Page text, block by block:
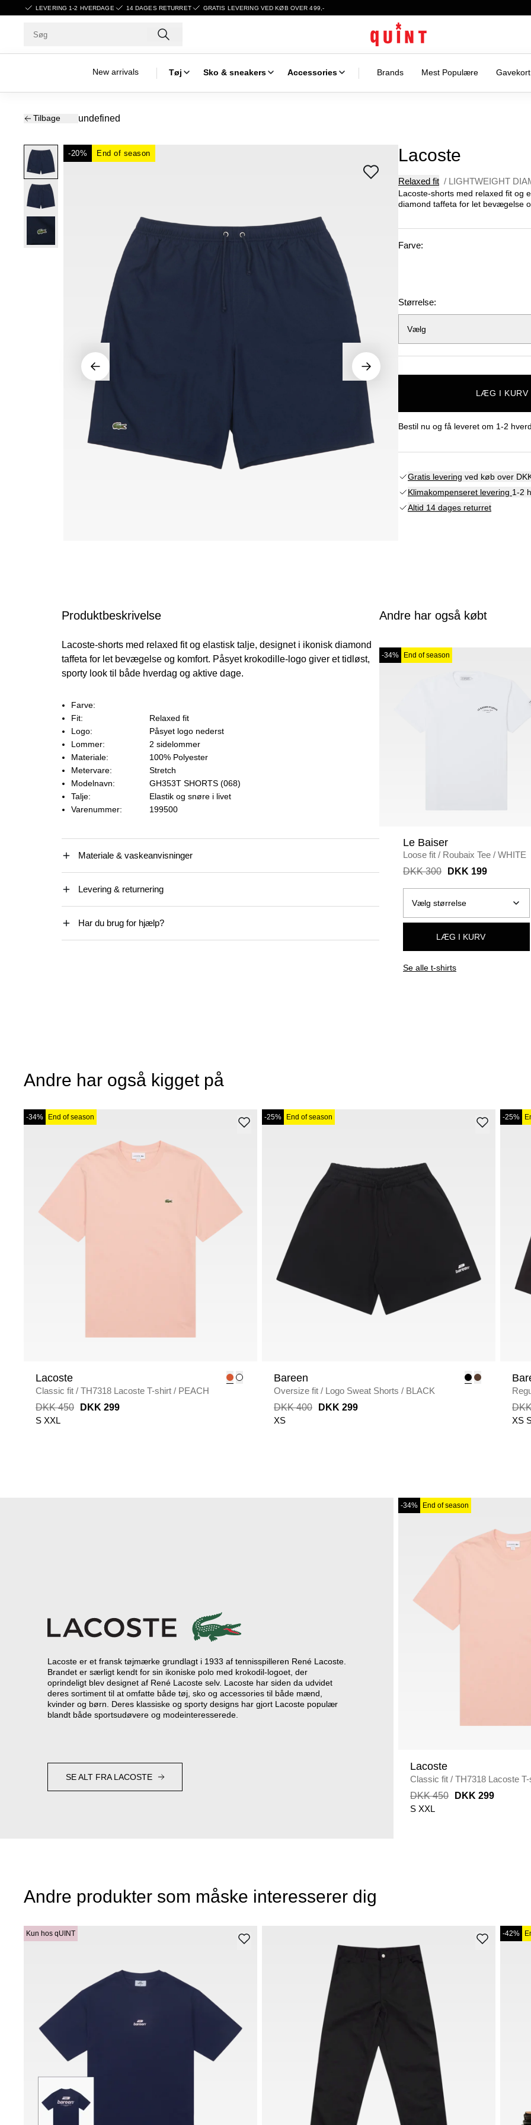
LEVERING 1-2 HVERDAGE 14 DAGES RETURRET GRATIS LEVERING VED KØB OVER 499,-
New arrivals Tøj Sko & sneakers Accessories Brands Mest Populære Gavekort
Tilbage undefined
-20% End of season Lacoste
Relaxed fit / LIGHTWEIGHT
Lacoste-shorts med relaxed fit og
diamond taffeta for let bevægelse
Farve:
Størrelse:
Vælg
LÆG I KURV
Bestil nu og få leveret om 1-2
Gratis levering ved køb over
Klimakompenseret levering 1-2
Altid 14 dages returret
Produktbeskrivelse
Lacoste-shorts med relaxed fit og elastisk talje, designet i ikonisk diamond
taffeta for let bevægelse og komfort. Påsyet krokodille-logo giver et tidløst,
sporty look til både hverdag og aktive dage.
Farve:
Fit:
Relaxed fit
Logo:
Påsyet logo nederst
Lommer:
2 sidelommer
Materiale:
100% Polyester
Metervare:
Stretch
Modelnavn:
GH353T SHORTS (068)
Talje:
Elastik og snøre i livet
Varenummer:
199500
Materiale & vaskeanvisninger
Levering & returnering
Har du brug for hjælp?
Andre har også købt
-34% End of season
Le Baiser
Loose fit / Roubaix Tee / WHITE
DKK 300
DKK 199
LÆG I KURV
Se alle t-shirts
Andre har også kigget på
-34% End of season
Lacoste
Classic fit / TH7318 Lacoste T-shirt / PEACH
DKK 450
DKK 299
S XXL
-25% End of season
Bareen
Oversize fit / Logo Sweat Shorts / BLACK
DKK 400
DKK 299
XS
-25%
XS
Lacoste er et fransk tøjmærke grundlagt i 1933 af tennisspilleren René Lacoste.
Brandet er særligt kendt for sin ikoniske polo med krokodil-logoet, der
oprindeligt blev designet af René Lacoste selv. Lacoste har siden da udvidet
deres sortiment til at omfatte både tøj, sko og accessories til både mænd,
kvinder og børn. Deres klassiske og sporty designs har gjort Lacoste populær
blandt både sportsudøvere og modeinteresserede.
SE ALT FRA LACOSTE
-34% End of season
Lacoste
Classic fit / TH7318 Lacoste
DKK 450
DKK 299
S XXL
Andre produkter som måske interesserer dig
Kun hos qUINT -42%